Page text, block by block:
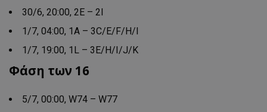
30/6, 20:00, 2Ε – 2Ι
1/7, 04:00, 1Α – 3C/E/F/H/I
1/7, 19:00, 1L – 3E/H/I/J/K
Φάση των 16
5/7, 00:00, W74 – W77